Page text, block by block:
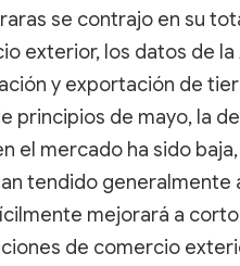
se contrajo en su
exterior, los datos de
y exportación de
de mayo, la
el mercado ha sido
tendido generalmente
mejorará a corto
de comercio